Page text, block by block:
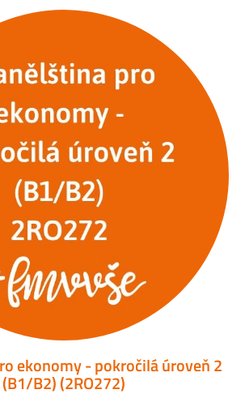
ekonomy - pokročilá úroveň 2
(B1/B2) (2RO272)